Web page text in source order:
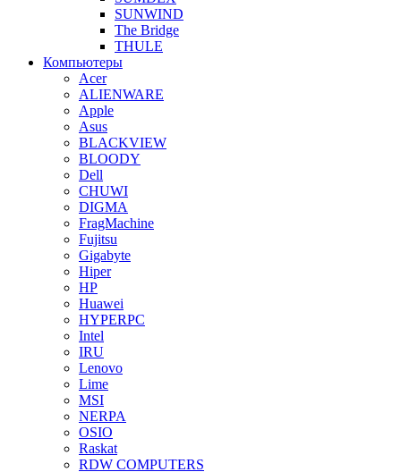
SUNWIND
The Bridge
THULE
Компьютеры
Acer
ALIENWARE
Apple
Asus
BLACKVIEW
BLOODY
Dell
CHUWI
DIGMA
FragMachine
Fujitsu
Gigabyte
Hiper
HP
Huawei
HYPERPC
Intel
IRU
Lenovo
Lime
MSI
NERPA
OSIO
Raskat
RDW COMPUTERS